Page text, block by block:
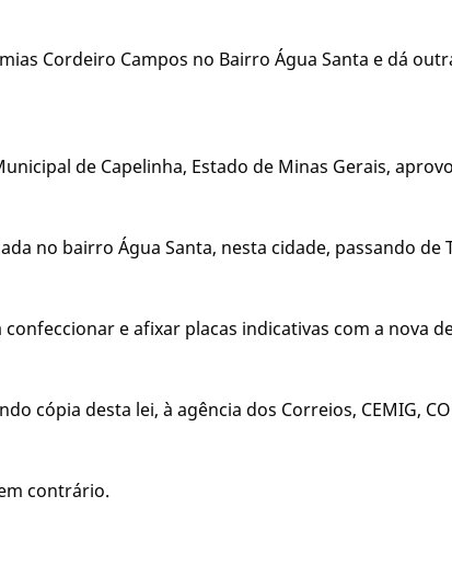
Cordeiro Campos no Bairro Água Santa e dá
de Capelinha, Estado de Minas Gerais,
no bairro Água Santa, nesta cidade, passando de
e afixar placas indicativas com a nova
cópia desta lei, à agência dos Correios, CEMIG,
contrário.